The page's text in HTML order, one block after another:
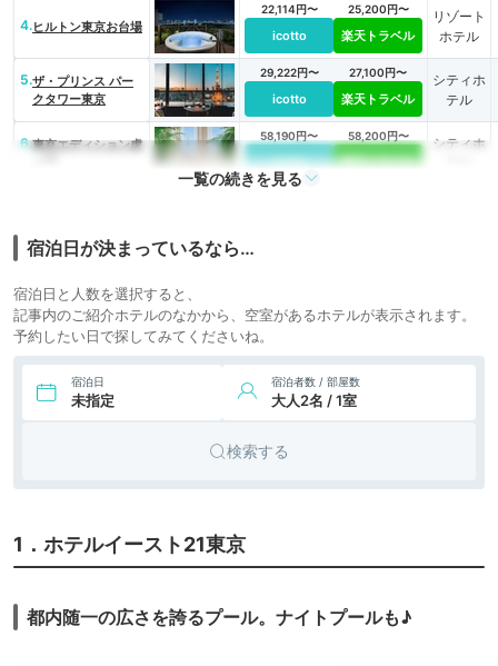
4.ヒルトン東京お台場
22,114円〜
icotto
25,200円〜
楽天トラベル
リゾート
ホテル
5.ザ・プリンス パー
クタワー東京
29,222円〜
icotto
27,100円〜
楽天トラベル
シティホ
テル
6.東京エディション虎
58,190円〜
icotto
58,200円〜
楽天トラベル
シティホ
一覧の続きを見る
宿泊日が決まっているなら…
宿泊日と人数を選択すると、
記事内のご紹介ホテルのなかから、空室があるホテルが表示されます。
予約したい日で探してみてくださいね。
宿泊日
未指定
宿泊者数 / 部屋数
大人2名 / 1室
検索する
1．ホテルイースト21東京
都内随一の広さを誇るプール。ナイトプールも♪